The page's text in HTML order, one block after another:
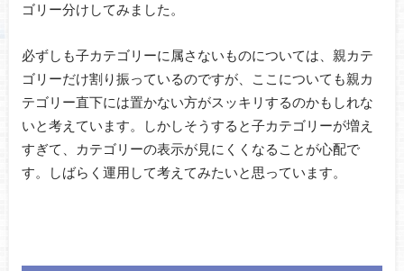
ゴリー分けしてみました。
必ずしも子カテゴリーに属さないものについては、親カテ
ゴリーだけ割り振っているのですが、ここについても親カ
テゴリー直下には置かない方がスッキリするのかもしれな
いと考えています。しかしそうすると子カテゴリーが増え
すぎて、カテゴリーの表示が見にくくなることが心配で
す。しばらく運用して考えてみたいと思っています。